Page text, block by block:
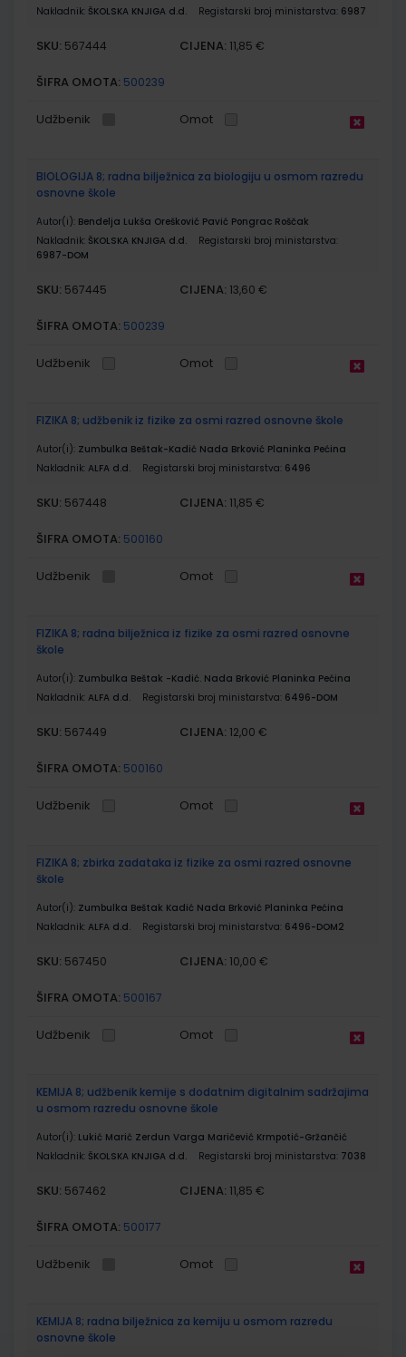
Nakladnik: ŠKOLSKA KNJIGA d.d. Registarski broj ministarstva: 6987
SKU: 567444 CIJENA: 11,85 €
ŠIFRA OMOTA: 500239
Udžbenik Omot
BIOLOGIJA 8; radna bilježnica za biologiju u osmom razredu
osnovne škole
Autor(i): Bendelja Lukša Orešković Pavić Pongrac Roščak
Nakladnik: ŠKOLSKA KNJIGA d.d.
Registarski broj ministarstva:
6987-DOM
SKU: 567445 CIJENA: 13,60 €
ŠIFRA OMOTA: 500239
Udžbenik Omot
FIZIKA 8; udžbenik iz fizike za osmi razred osnovne škole
Autor(i): Zumbulka Beštak-Kadić Nada Brković Planinka Pećina
Nakladnik: ALFA d.d. Registarski broj ministarstva: 6496
SKU: 567448 CIJENA: 11,85 €
ŠIFRA OMOTA: 500160
Udžbenik Omot
FIZIKA 8; radna bilježnica iz fizike za osmi razred osnovne
škole
Autor(i): Zumbulka Beštak -Kadić. Nada Brković Planinka Pećina
Nakladnik: ALFA d.d. Registarski broj ministarstva: 6496-DOM
SKU: 567449 CIJENA: 12,00 €
ŠIFRA OMOTA: 500160
Udžbenik Omot
FIZIKA 8; zbirka zadataka iz fizike za osmi razred osnovne
škole
Autor(i): Zumbulka Beštak Kadić Nada Brković Planinka Pećina
Nakladnik: ALFA d.d. Registarski broj ministarstva: 6496-DOM2
SKU: 567450 CIJENA: 10,00 €
ŠIFRA OMOTA: 500167
Udžbenik Omot
KEMIJA 8; udžbenik kemije s dodatnim digitalnim sadržajima
u osmom razredu osnovne škole
Autor(i): Lukić Marić Zerdun Varga Maričević Krmpotić-Gržančić
Nakladnik: ŠKOLSKA KNJIGA d.d. Registarski broj ministarstva: 7038
SKU: 567462 CIJENA: 11,85 €
ŠIFRA OMOTA: 500177
Udžbenik Omot
KEMIJA 8; radna bilježnica za kemiju u osmom razredu
osnovne škole